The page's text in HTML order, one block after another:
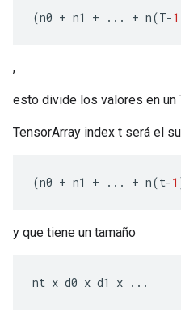
(n0 + n1 + ... + n(T-1
,
esto divide los valores en un
TensorArray index t será el
(n0 + n1 + ... + n(t-1
y que tiene un tamaño
nt x d0 x d1 x ...